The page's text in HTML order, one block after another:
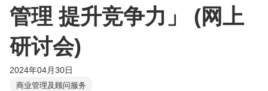
管理 提升竞争力」 (网上
研讨会)
2024年04月30日
商业管理及顾问服务